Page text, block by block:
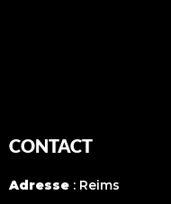
CONTACT
Adresse : Reims